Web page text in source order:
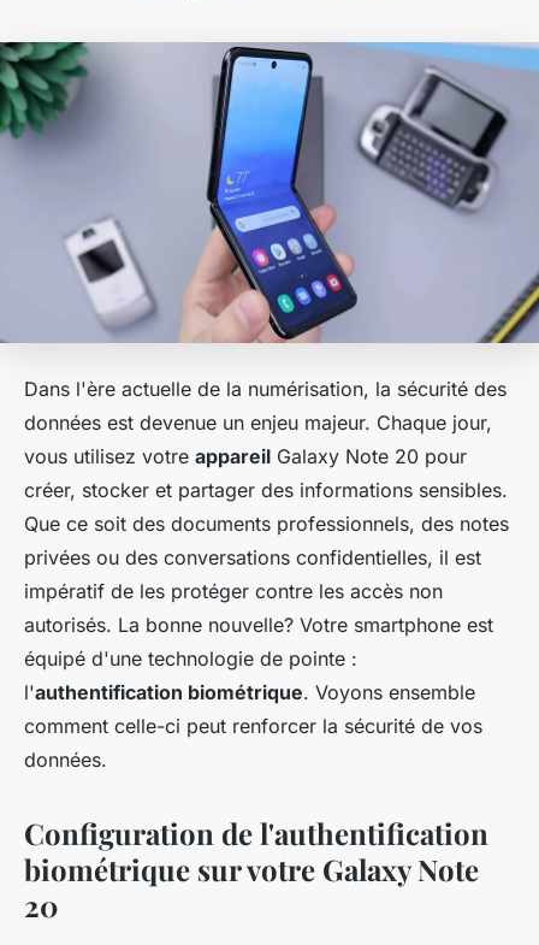
Dans l'ère actuelle de la numérisation, la sécurité des
données est devenue un enjeu majeur. Chaque jour,
vous utilisez votre appareil Galaxy Note 20 pour
créer, stocker et partager des informations sensibles.
Que ce soit des documents professionnels, des notes
privées ou des conversations confidentielles, il est
impératif de les protéger contre les accès non
autorisés. La bonne nouvelle? Votre smartphone est
équipé d'une technologie de pointe :
l'authentification biométrique. Voyons ensemble
comment celle-ci peut renforcer la sécurité de vos
données.
Configuration de l'authentification
biométrique sur votre Galaxy Note
20